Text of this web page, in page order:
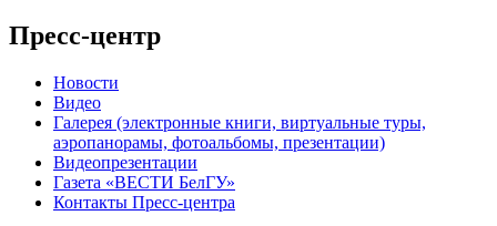
Пресс-центр
Новости
Видео
Галерея (электронные книги, виртуальные туры,
аэропанорамы, фотоальбомы, презентации)
Видеопрезентации
Газета «ВЕСТИ БелГУ»
Контакты Пресс-центра